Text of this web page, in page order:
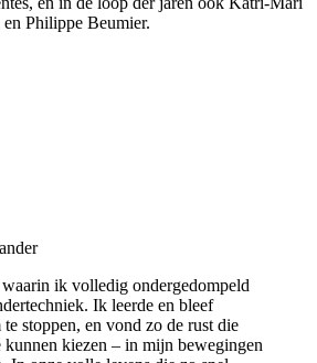
Philippe Beumier.
ik volledig ondergedompeld
Ik leerde en bleef
stoppen, en vond zo de rust die
kiezen – in mijn bewegingen